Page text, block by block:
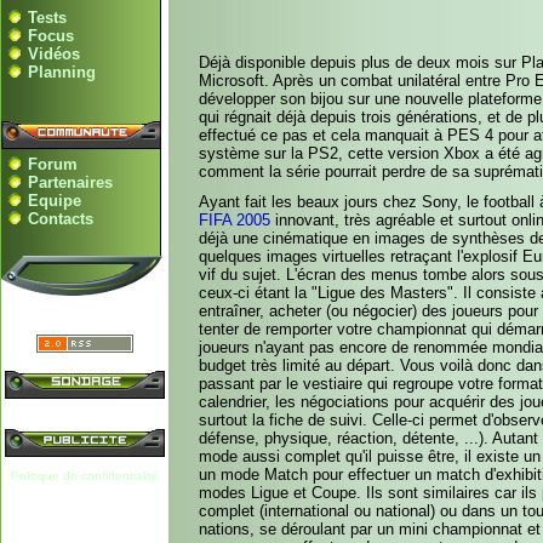
Tests
Focus
Vidéos
Planning
Forum
Partenaires
Equipe
Contacts
Politique de confidentialité
Déjà disponible depuis plus de deux mois sur
Microsoft. Après un combat unilatéral entre
développer son bijou sur une nouvelle
qui régnait déjà depuis trois générations, et de
effectué ce pas et cela manquait à PES 4 pour
système sur la PS2, cette version Xbox a été
comment la série pourrait perdre de sa
Ayant fait les beaux jours chez Sony, le football
FIFA 2005innovant, très agréable et surtout
déjà une cinématique en images de synthèses
quelques images virtuelles retraçant l'explosif
vif du sujet. L'écran des menus tombe alors
ceux-ci étant la "Ligue des Masters". Il consiste
entraîner, acheter (ou négocier) des joueurs
tenter de remporter votre championnat qui
joueurs n'ayant pas encore de renommée
budget très limité au départ. Vous voilà donc
passant par le vestiaire qui regroupe votre
calendrier, les négociations pour acquérir des
surtout la fiche de suivi. Celle-ci permet
défense, physique, réaction, détente, ...).
mode aussi complet qu'il puisse être, il existe
un mode Match pour effectuer un match
modes Ligue et Coupe. Ils sont similaires car
complet (international ou national) ou dans un
nations, se déroulant par un mini championnat